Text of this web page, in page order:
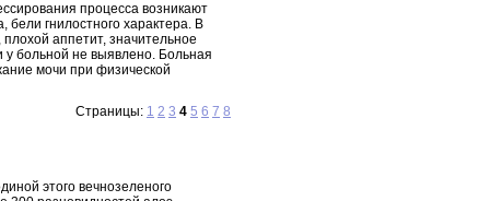
процесса возникают
бели гнилостного характера. В
аппетит, значительное
у больной не выявлено. Больная
мочи при физической
Страницы: 1 2 3 4 5 6 7 8
этого вечнозеленого